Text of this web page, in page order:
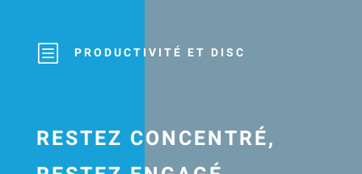
b PRODUCTIVITÉ ET DISC
RESTEZ CONCENTRÉ,